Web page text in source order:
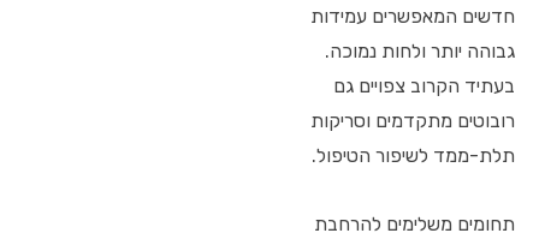
חדשים המאפשרים עמידות
גבוהה יותר ולחות נמוכה.
בעתיד הקרוב צפויים גם
רובוטים מתקדמים וסריקות
תלת-ממד לשיפור הטיפול.
תחומים משלימים להרחבת